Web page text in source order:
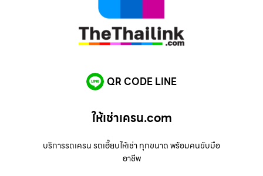
QR CODE LINE
ให้เช่าเครน.com
บริการรถเครน รถเฮี๊ยบให้เช่า ทุกขนาด พร้อมคนขับมือ
อาชีพ